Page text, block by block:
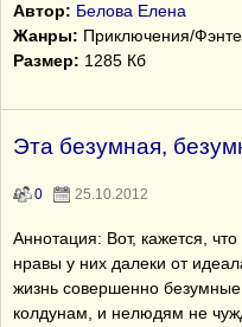
Автор: Белова Елена
Жанры: Приключения/
Размер: 1285 Кб
Эта безумная,
0 25.10.2012
Аннотация: Вот, кажется,
нравы у них далеки от
жизнь совершенно
колдунам, и нелюдям не